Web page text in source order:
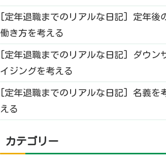
[定年退職までのリアルな日記] 定年後
働き方を考える
[定年退職までのリアルな日記] ダウン
イジングを考える
[定年退職までのリアルな日記] 名義を
える
カテゴリー